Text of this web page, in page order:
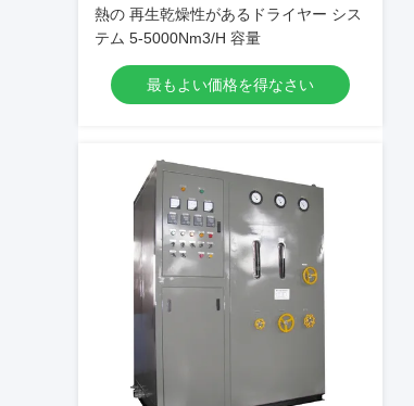
熱の 再生乾燥性があるドライヤー シス
テム 5-5000Nm3/H 容量
最もよい価格を得なさい